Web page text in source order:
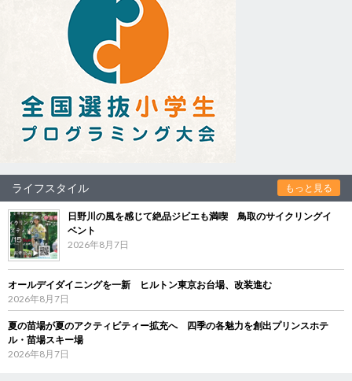
ライフスタイル もっと見る
日野川の風を感じて絶品ジビエも満喫 鳥取のサイクリングイ
ベント
2026年8月7日
オールデイダイニングを一新 ヒルトン東京お台場、改装進む
2026年8月7日
夏の苗場が夏のアクティビティー拡充へ 四季の各魅力を創出プリンスホテ
ル・苗場スキー場
2026年8月7日